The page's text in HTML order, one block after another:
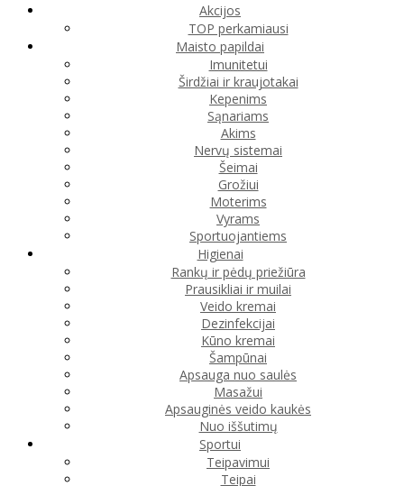
Akcijos
TOP perkamiausi
Maisto papildai
Imunitetui
Širdžiai ir kraujotakai
Kepenims
Sąnariams
Akims
Nervų sistemai
Šeimai
Grožiui
Moterims
Vyrams
Sportuojantiems
Higienai
Rankų ir pėdų priežiūra
Prausikliai ir muilai
Veido kremai
Dezinfekcijai
Kūno kremai
Šampūnai
Apsauga nuo saulės
Masažui
Apsauginės veido kaukės
Nuo iššutimų
Sportui
Teipavimui
Teipai